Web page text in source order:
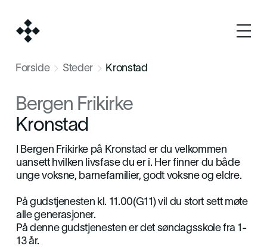
Forside  Steder  Kronstad
Bergen Frikirke
Kronstad
I Bergen Frikirke på Kronstad er du velkommen
uansett hvilken livsfase du er i. Her finner du både
unge voksne, barnefamilier, godt voksne og eldre.
På gudstjenesten kl. 11.00(G11) vil du stort sett møte
alle generasjoner.
På denne gudstjenesten er det søndagsskole fra 1-
13 år.